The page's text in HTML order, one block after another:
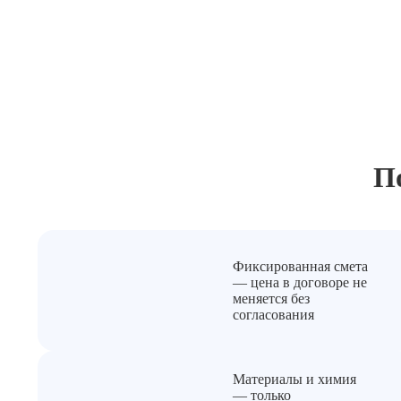
Фиксированная смета
— цена в договоре не
меняется без
согласования
Материалы и химия
— только